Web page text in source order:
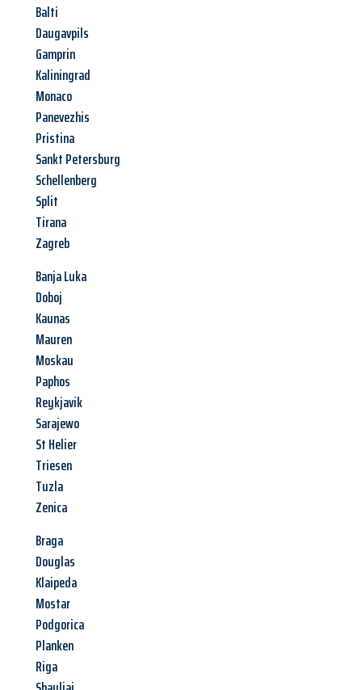
Balti
Daugavpils
Gamprin
Kaliningrad
Monaco
Panevezhis
Pristina
Sankt Petersburg
Schellenberg
Split
Tirana
Zagreb
Banja Luka
Doboj
Kaunas
Mauren
Moskau
Paphos
Reykjavik
Sarajewo
St Helier
Triesen
Tuzla
Zenica
Braga
Douglas
Klaipeda
Mostar
Podgorica
Planken
Riga